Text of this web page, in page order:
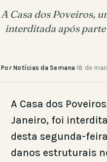
A Casa dos Poveiros,
interditada após
Por Notícias da Semana ·18 de
A Casa dos
Janeiro, foi
desta segunda-
danos estruturais